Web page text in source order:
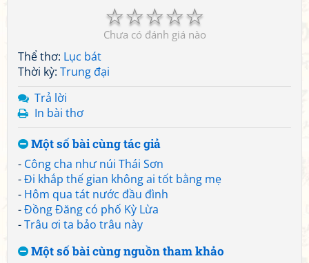
☆
☆
☆
☆
☆
Chưa có đánh giá nào
Thể thơ: Lục bát
Thời kỳ: Trung đại
Trả lời
In bài thơ
Một số bài cùng tác giả
- Công cha như núi Thái Sơn
-Đi khắp thế gian không ai tốt bằng mẹ
- Hôm qua tát nước đầu đình
-Đồng Đăng có phố Kỳ Lừa
-Trâu ơi ta bảo trâu này
Một số bài cùng nguồn tham khảo